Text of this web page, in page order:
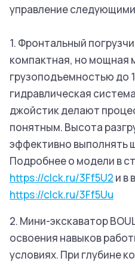
управление
1. Фронтальный
компактная, но мощная
грузоподъемностью до
гидравлическая
джойстик делают
понятным. Высота
эффективно выполнять
Подробнее о модели в
https://clck.ru/3Ff5U2 и в
https://clck.ru/3Ff5Uu
2. Мини-экскаватор
освоения навыков
условиях. При глубине